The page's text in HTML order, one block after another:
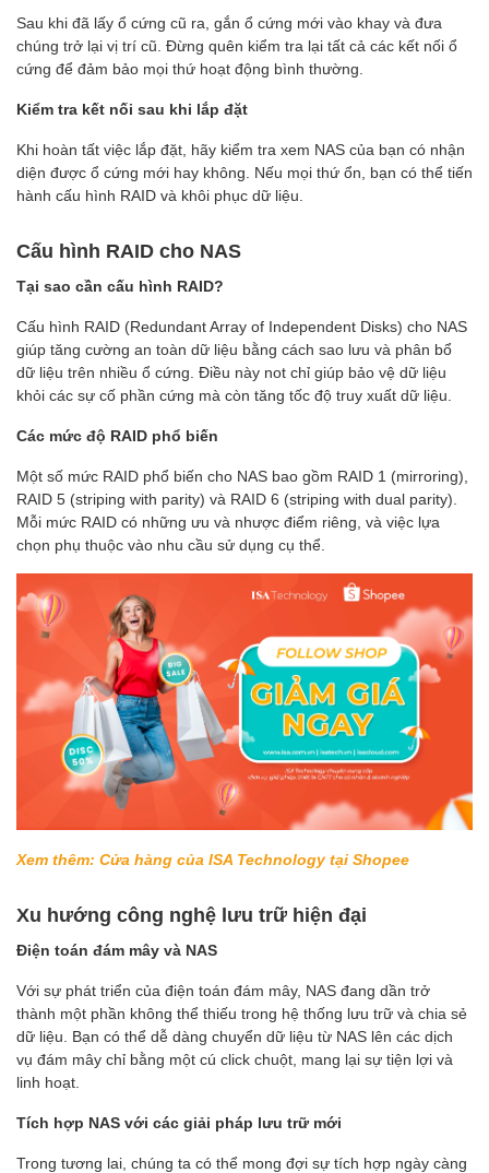
Sau khi đã lấy ổ cứng cũ ra, gắn ổ cứng mới vào khay và đưa
chúng trở lại vị trí cũ. Đừng quên kiểm tra lại tất cả các kết nối ổ
cứng để đảm bảo mọi thứ hoạt động bình thường.
Kiểm tra kết nối sau khi lắp đặt
Khi hoàn tất việc lắp đặt, hãy kiểm tra xem NAS của bạn có nhận
diện được ổ cứng mới hay không. Nếu mọi thứ ổn, bạn có thể tiến
hành cấu hình RAID và khôi phục dữ liệu.
Cấu hình RAID cho NAS
Tại sao cần cấu hình RAID?
Cấu hình RAID (Redundant Array of Independent Disks) cho NAS
giúp tăng cường an toàn dữ liệu bằng cách sao lưu và phân bổ
dữ liệu trên nhiều ổ cứng. Điều này not chỉ giúp bảo vệ dữ liệu
khỏi các sự cố phần cứng mà còn tăng tốc độ truy xuất dữ liệu.
Các mức độ RAID phổ biến
Một số mức RAID phổ biến cho NAS bao gồm RAID 1 (mirroring),
RAID 5 (striping with parity) và RAID 6 (striping with dual parity).
Mỗi mức RAID có những ưu và nhược điểm riêng, và việc lựa
chọn phụ thuộc vào nhu cầu sử dụng cụ thể.
Xem thêm: Cửa hàng của ISA Technology tại Shopee
Xu hướng công nghệ lưu trữ hiện đại
Điện toán đám mây và NAS
Với sự phát triển của điện toán đám mây, NAS đang dần trở
thành một phần không thể thiếu trong hệ thống lưu trữ và chia sẻ
dữ liệu. Bạn có thể dễ dàng chuyển dữ liệu từ NAS lên các dịch
vụ đám mây chỉ bằng một cú click chuột, mang lại sự tiện lợi và
linh hoạt.
Tích hợp NAS với các giải pháp lưu trữ mới
Trong tương lai, chúng ta có thể mong đợi sự tích hợp ngày càng